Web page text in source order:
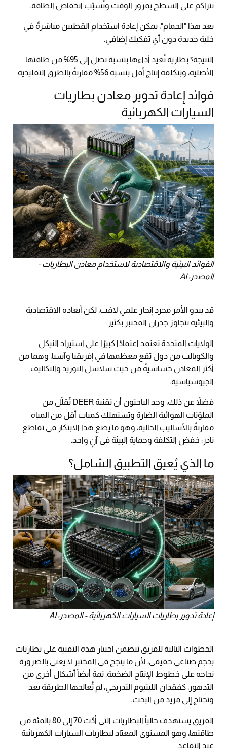
تتراكم على السطح بمرور الوقت وتُسبّب انخفاض الطاقة.
بعد هذا "الحمام"، يمكن إعادة استخدام القطبين مباشرةً في
خلية جديدة دون أي تفكيك إضافي.
النتيجة؟ بطارية تُعيد أداءها بنسبة تصل إلى 95% من طاقتها
الأصلية، وبتكلفة إنتاج أقل بنسبة 56% مقارنةً بالطرق التقليدية.
فوائد إعادة تدوير معادن بطاريات
السيارات الكهربائية
الفوائد البيئية والاقتصادية لاستخدام معادن البطاريات -
المصدر: AI
قد يبدو الأمر مجرد إنجاز علمي لافت، لكن أبعاده الاقتصادية
والبيئية تتجاوز جدران المختبر بكثير.
الولايات المتحدة تعتمد اعتمادًا كبيرًا على استيراد النيكل
والكوبالت من دول تقع معظمها في إفريقيا وآسيا، وهما من
أكثر المعادن حساسيةً من حيث سلاسل التوريد والتكاليف
الجيوسياسية.
فضلاً عن ذلك، وجد الباحثون أن تقنية DEER تُقلّل من
الملوّثات الهوائية الضارة وتستهلك كميات أقل من المياه
مقارنةً بالأساليب الحالية، وهو ما يضع هذا الابتكار في تقاطع
نادر: خفض التكلفة وحماية البيئة في آنٍ واحد.
ما الذي يُعيق التطبيق الشامل؟
إعادة تدوير بطاريات السيارات الكهربائية - المصدر: AI
الخطوات التالية للفريق تتضمن اختبار هذه التقنية على بطاريات
بحجم صناعي حقيقي، لأن ما ينجح في المختبر لا يعني بالضرورة
نجاحه على خطوط الإنتاج الضخمة. ثمة أيضاً أشكال أخرى من
التدهور، كفقدان الليثيوم التدريجي، لم تُعالجها الطريقة بعد
وتحتاج إلى مزيد من البحث.
الفريق يستهدف حالياً البطاريات التي أدّت 70 إلى 80 بالمئة من
طاقتها، وهو المستوى المعتاد لبطاريات السيارات الكهربائية
عند التقاعد.